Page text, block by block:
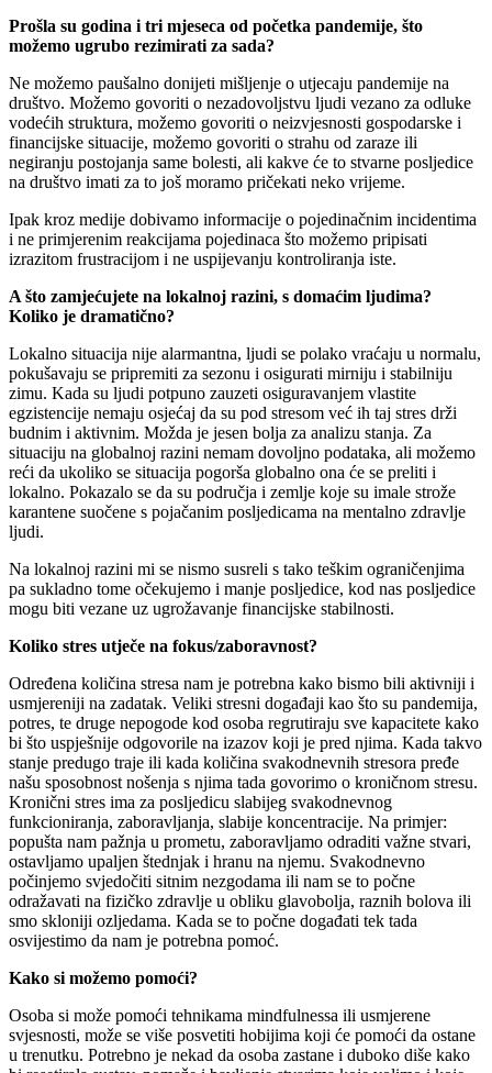
Prošla su godina i tri mjeseca od početka pandemije, što
možemo ugrubo rezimirati za sada?
Ne možemo paušalno donijeti mišljenje o utjecaju pandemije na
društvo. Možemo govoriti o nezadovoljstvu ljudi vezano za odluke
vodećih struktura, možemo govoriti o neizvjesnosti gospodarske i
financijske situacije, možemo govoriti o strahu od zaraze ili
negiranju postojanja same bolesti, ali kakve će to stvarne posljedice
na društvo imati za to još moramo pričekati neko vrijeme.
Ipak kroz medije dobivamo informacije o pojedinačnim incidentima
i ne primjerenim reakcijama pojedinaca što možemo pripisati
izrazitom frustracijom i ne uspijevanju kontroliranja iste.
A što zamjećujete na lokalnoj razini, s domaćim ljudima?
Koliko je dramatično?
Lokalno situacija nije alarmantna, ljudi se polako vraćaju u normalu,
pokušavaju se pripremiti za sezonu i osigurati mirniju i stabilniju
zimu. Kada su ljudi potpuno zauzeti osiguravanjem vlastite
egzistencije nemaju osjećaj da su pod stresom već ih taj stres drži
budnim i aktivnim. Možda je jesen bolja za analizu stanja. Za
situaciju na globalnoj razini nemam dovoljno podataka, ali možemo
reći da ukoliko se situacija pogorša globalno ona će se preliti i
lokalno. Pokazalo se da su područja i zemlje koje su imale strože
karantene suočene s pojačanim posljedicama na mentalno zdravlje
ljudi.
Na lokalnoj razini mi se nismo susreli s tako teškim ograničenjima
pa sukladno tome očekujemo i manje posljedice, kod nas posljedice
mogu biti vezane uz ugrožavanje financijske stabilnosti.
Koliko stres utječe na fokus/zaboravnost?
Određena količina stresa nam je potrebna kako bismo bili aktivniji i
usmjereniji na zadatak. Veliki stresni događaji kao što su pandemija,
potres, te druge nepogode kod osoba regrutiraju sve kapacitete kako
bi što uspješnije odgovorile na izazov koji je pred njima. Kada takvo
stanje predugo traje ili kada količina svakodnevnih stresora pređe
našu sposobnost nošenja s njima tada govorimo o kroničnom stresu.
Kronični stres ima za posljedicu slabijeg svakodnevnog
funkcioniranja, zaboravljanja, slabije koncentracije. Na primjer:
popušta nam pažnja u prometu, zaboravljamo odraditi važne stvari,
ostavljamo upaljen štednjak i hranu na njemu. Svakodnevno
počinjemo svjedočiti sitnim nezgodama ili nam se to počne
odražavati na fizičko zdravlje u obliku glavobolja, raznih bolova ili
smo skloniji ozljedama. Kada se to počne događati tek tada
osvijestimo da nam je potrebna pomoć.
Kako si možemo pomoći?
Osoba si može pomoći tehnikama mindfulnessa ili usmjerene
svjesnosti, može se više posvetiti hobijima koji će pomoći da ostane
u trenutku. Potrebno je nekad da osoba zastane i duboko diše kako